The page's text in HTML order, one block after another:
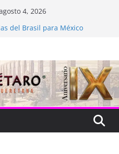
4, 2026
está de luto
vuelve a latir